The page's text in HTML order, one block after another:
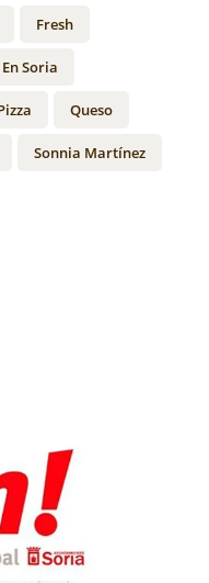
Fresh
Soria
Queso
Sonnia Martínez